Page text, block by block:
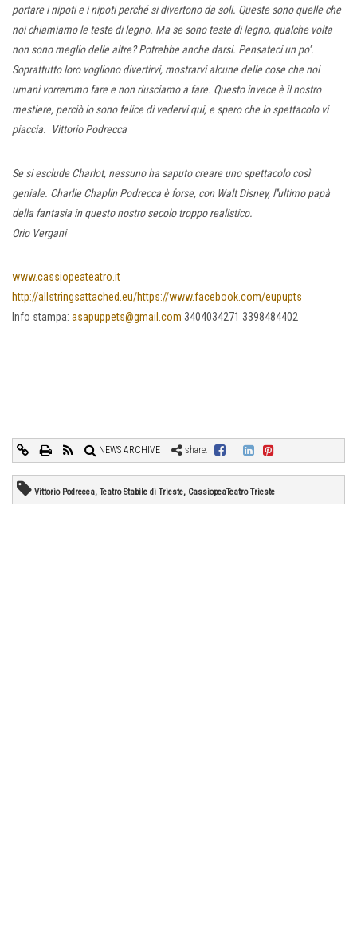
portare i nipoti e i nipoti perché si divertono da soli. Queste sono quelle che
noi chiamiamo le teste di legno. Ma se sono teste di legno, qualche volta
non sono meglio delle altre? Potrebbe anche darsi. Pensateci un po''.
Soprattutto loro vogliono divertirvi, mostrarvi alcune delle cose che noi
umani vorremmo fare e non riusciamo a fare. Questo invece è il nostro
mestiere, perciò io sono felice di vedervi qui, e spero che lo spettacolo vi
piaccia. Vittorio Podrecca
Se si esclude Charlot, nessuno ha saputo creare uno spettacolo così
geniale. Charlie Chaplin Podrecca è forse, con Walt Disney, l''ultimo papà
della fantasia in questo nostro secolo troppo realistico.
Orio Vergani
www.cassiopeateatro.it
http://allstringsattached.eu/https://www.facebook.com/eupupts
Info stampa: asapuppets@gmail.com 3404034271 3398484402
NEWS ARCHIVE share:
Vittorio Podrecca, Teatro Stabile di Trieste, CassiopeaTeatro Trieste